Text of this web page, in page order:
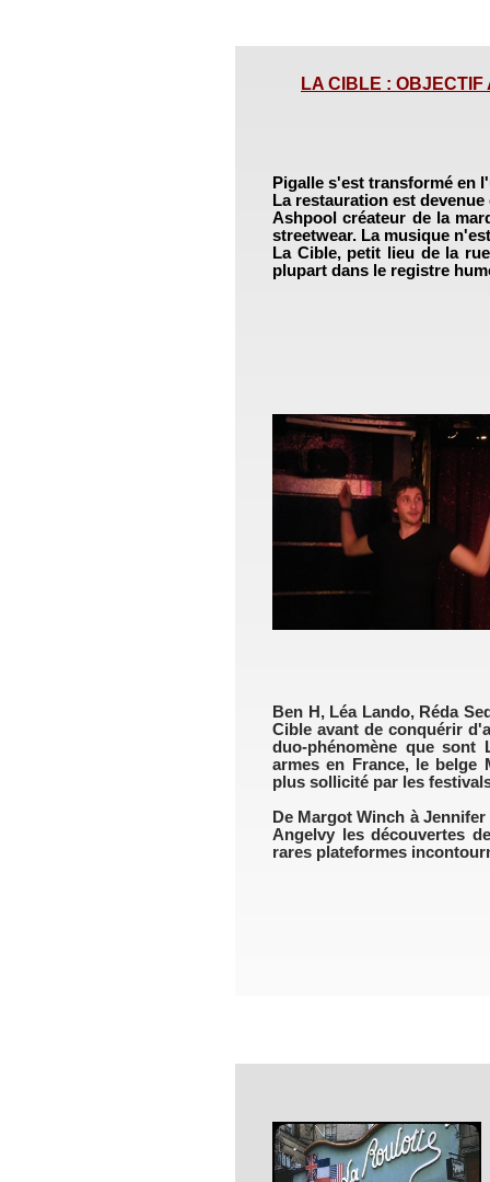
LA CIBLE :
Pigalle s'est transformé en
La restauration est
Ashpool créateur de la
streetwear. La musique
La Cible, petit lieu de la
plupart dans le registre
Ben H, Léa Lando, Réda
Cible avant de conquérir
duo-phénomène que
armes en France, le belge
plus sollicité par les
De Margot Winch à
Angelvy les découvertes
rares plateformes